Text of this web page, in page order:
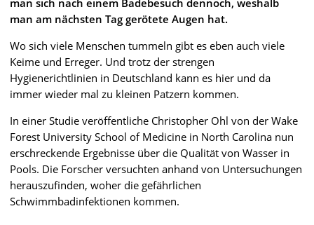
man am nächsten Tag gerötete Augen hat.
Wo sich viele Menschen tummeln gibt es eben auch viele
Keime und Erreger. Und trotz der strengen
Hygienerichtlinien in Deutschland kann es hier und da
immer wieder mal zu kleinen Patzern kommen.
In einer Studie veröffentliche Christopher Ohl von der Wake
Forest University School of Medicine in North Carolina nun
erschreckende Ergebnisse über die Qualität von Wasser in
Pools. Die Forscher versuchten anhand von Untersuchungen
herauszufinden, woher die gefährlichen
Schwimmbadinfektionen kommen.